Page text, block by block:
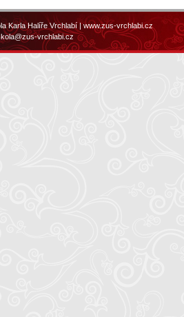
Karla Halíře Vrchlabí |www.zus-vrchlabi.cz
vrchlabi.cz